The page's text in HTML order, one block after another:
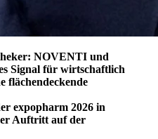
NOVENTI und
Signal für wirtschaftlich
flächendeckende
expopharm 2026 in
Auftritt auf der